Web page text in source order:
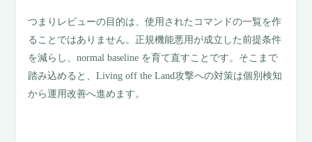
つまりレビューの目的は、使用されたコマンドの一覧を作
ることではありません。正規機能悪用が成立した前提条件
を減らし、normal baseline を育て直すことです。そこまで
踏み込めると、Living off the Land攻撃への対策は個別検知
から運用改善へ進めます。